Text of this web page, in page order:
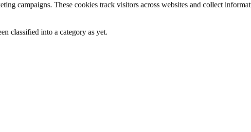
campaigns. These cookies track visitors across websites and collect
classified into a category as yet.